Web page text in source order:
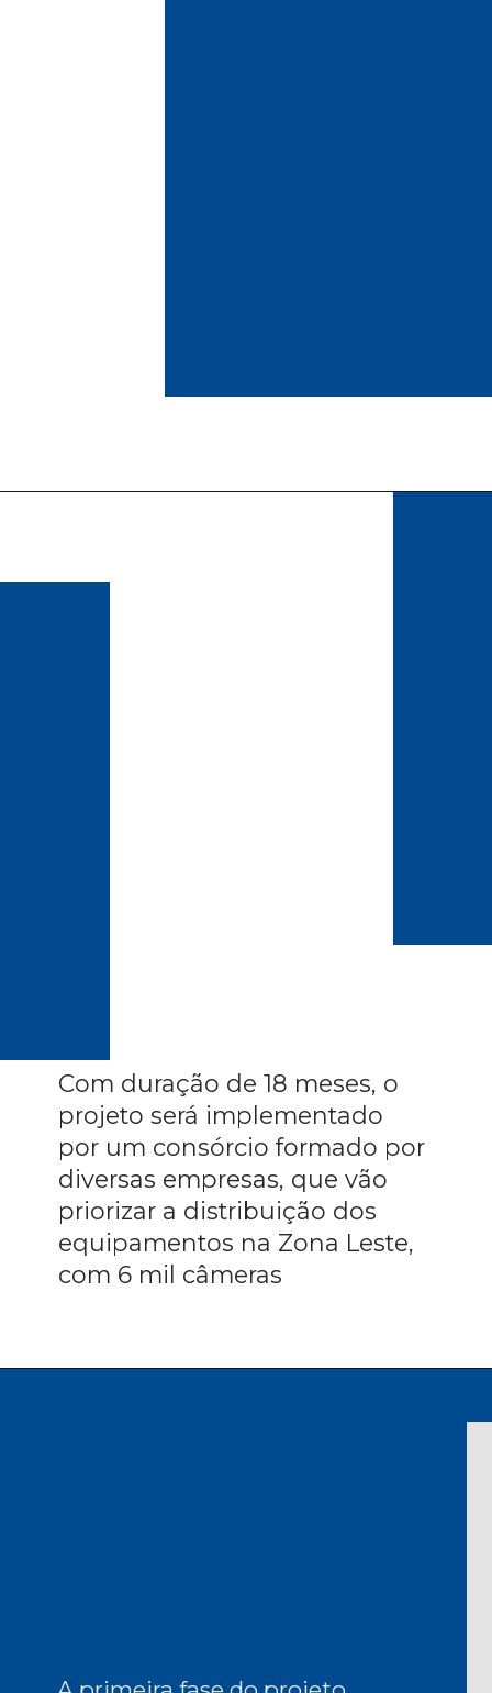
Com duração de 18 meses, o
projeto será implementado
por um consórcio formado por
diversas empresas, que vão
priorizar a distribuição dos
equipamentos na Zona Leste,
com 6 mil câmeras